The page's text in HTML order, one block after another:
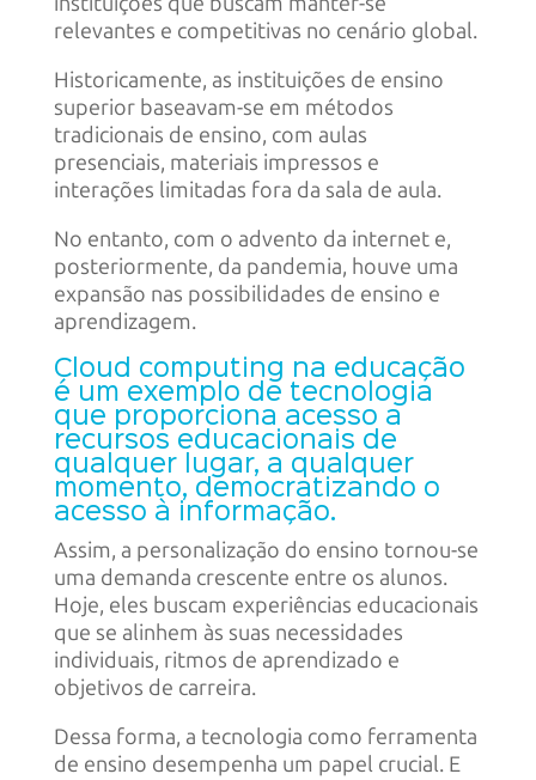
relevantes e competitivas no cenário global.
Historicamente, as instituições de ensino
superior baseavam-se em métodos
tradicionais de ensino, com aulas
presenciais, materiais impressos e
interações limitadas fora da sala de aula.
No entanto, com o advento da internet e,
posteriormente, da pandemia, houve uma
expansão nas possibilidades de ensino e
aprendizagem.
Cloud computing na educação
é um exemplo de tecnologia
que proporciona acesso a
recursos educacionais de
qualquer lugar, a qualquer
momento, democratizando o
acesso à informação.
Assim, a personalização do ensino tornou-se
uma demanda crescente entre os alunos.
Hoje, eles buscam experiências educacionais
que se alinhem às suas necessidades
individuais, ritmos de aprendizado e
objetivos de carreira.
Dessa forma, a tecnologia como ferramenta
de ensino desempenha um papel crucial. E